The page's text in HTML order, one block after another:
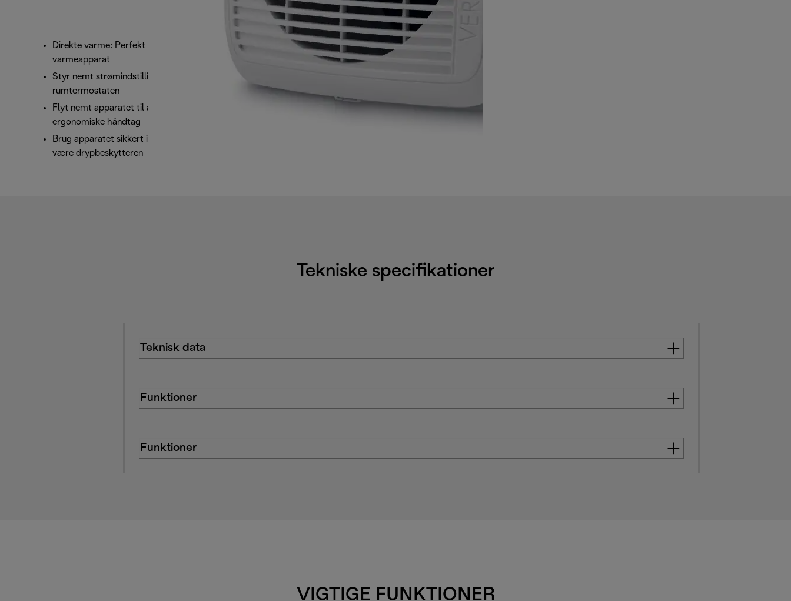
Direkte varme: Perfekt som et personligt
varmeapparat
Styr nemt strømindstillingerne og
rumtermostaten
Flyt nemt apparatet til andre rum med det
ergonomiske håndtag
Brug apparatet sikkert i badeværelset takket
være drypbeskytteren
Tekniske specifikationer
Teknisk data
Funktioner
Funktioner
VIGTIGE FUNKTIONER